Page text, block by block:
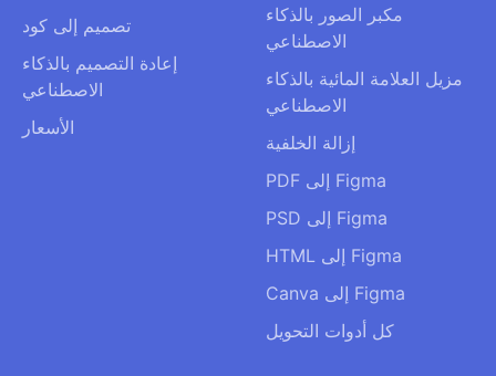
تصميم إلى كود
إعادة التصميم بالذكاء
الاصطناعي
الأسعار
مكبر الصور بالذكاء
الاصطناعي
مزيل العلامة المائية بالذكاء
الاصطناعي
إزالة الخلفية
PDF إلى Figma
PSD إلى Figma
HTML إلى Figma
Canva إلى Figma
كل أدوات التحويل